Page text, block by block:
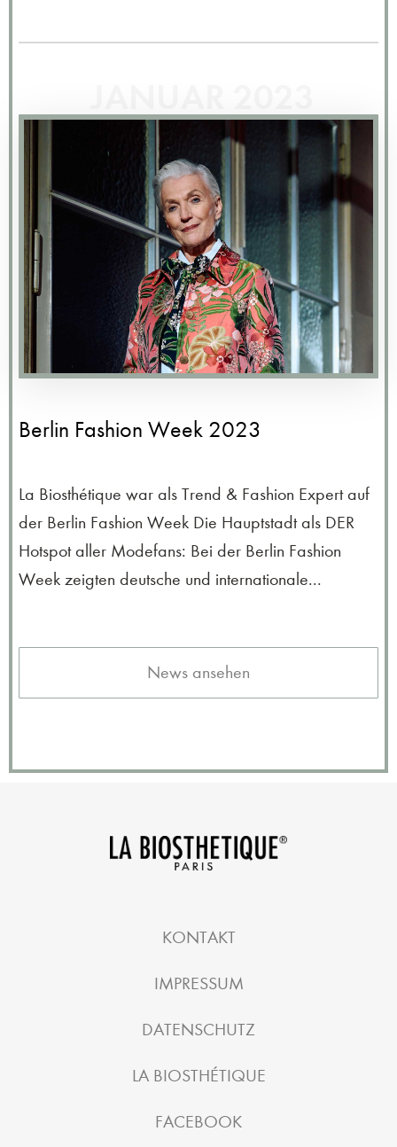
Berlin Fashion Week 2023
La Biosthétique war als Trend & Fashion Expert auf
der Berlin Fashion Week Die Hauptstadt als DER
Hotspot aller Modefans: Bei der Berlin Fashion
Week zeigten deutsche und internationale...
News ansehen
KONTAKT
IMPRESSUM
DATENSCHUTZ
LA BIOSTHÉTIQUE
FACEBOOK